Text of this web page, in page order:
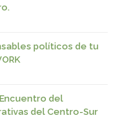
políticos de tu
del
del Centro-Sur